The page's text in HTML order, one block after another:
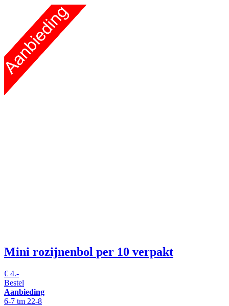
Mini rozijnenbol per 10 verpakt
€ 4.-
Bestel
Aanbieding
6-7 tm 22-8